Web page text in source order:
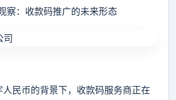
：收款码推广的未来形态
民币的背景下，收款码服务商正在